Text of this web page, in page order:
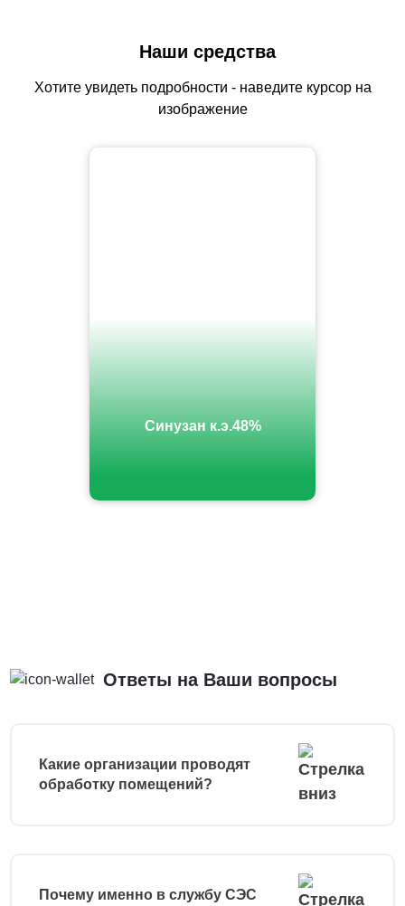
Наши средства
Хотите увидеть подробности - наведите курсор на
изображение
Синузан к.э.48%
Ответы на Ваши вопросы
Какие организации проводят
обработку помещений?
Почему именно в службу СЭС